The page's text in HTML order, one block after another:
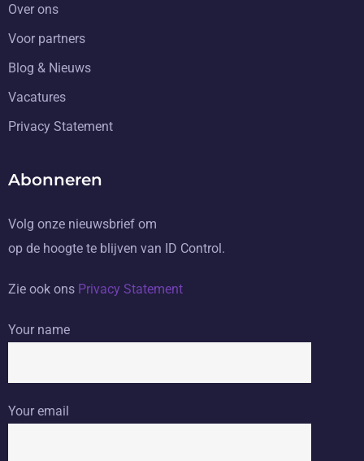
Over ons
Voor partners
Blog & Nieuws
Vacatures
Privacy Statement
Abonneren
Volg onze nieuwsbrief om
op de hoogte te blijven van ID Control.
Zie ook ons Privacy Statement
Your name
Your email